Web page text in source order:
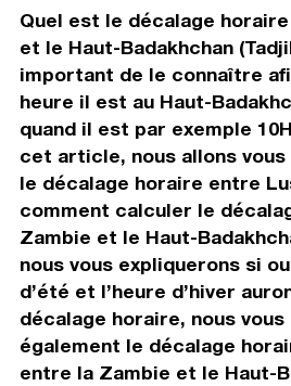
Quel est le décalage
et le Haut-Badakhchan
important de le connaître
heure il est au Haut-
quand il est par exemple
cet article, nous allons
le décalage horaire entre
comment calculer le
Zambie et le Haut-
nous vous expliquerons si
d’été et l’heure d’hiver
décalage horaire, nous
également le décalage
entre la Zambie et le Haut-